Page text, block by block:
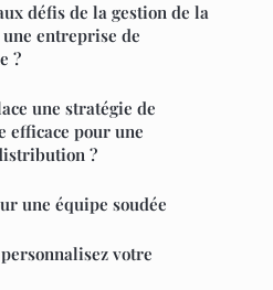
défis de la gestion de la
entreprise de
?
une stratégie de
efficace pour une
?
une équipe soudée
votre